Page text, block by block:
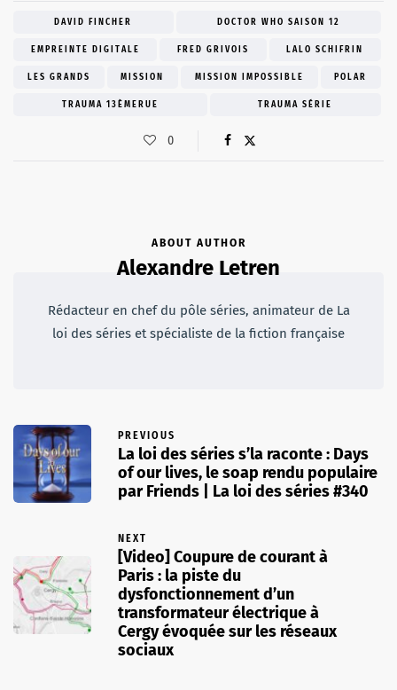
DAVID FINCHER DOCTOR WHO SAISON 12
EMPREINTE DIGITALE FRED GRIVOIS LALO SCHIFRIN
LES GRANDS MISSION MISSION IMPOSSIBLE POLAR
TRAUMA 13ÈMERUE TRAUMA SÉRIE
0
ABOUT AUTHOR
Alexandre Letren
Rédacteur en chef du pôle séries, animateur de La
loi des séries et spécialiste de la fiction française
PREVIOUS
La loi des séries s’la raconte : Days
of our lives, le soap rendu populaire
par Friends | La loi des séries #340
NEXT
[Video] Coupure de courant à
Paris : la piste du
dysfonctionnement d’un
transformateur électrique à
Cergy évoquée sur les réseaux
sociaux